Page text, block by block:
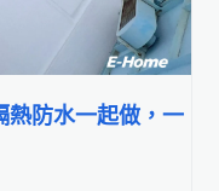
熱防水一起做，一